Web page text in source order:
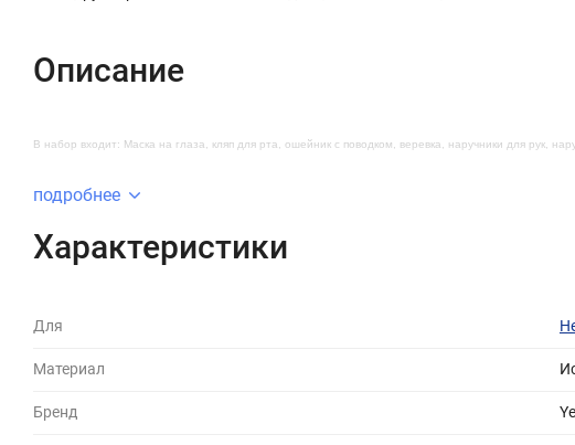
Описание
В набор входит: Маска на глаза, кляп для рта, ошейник с поводком, веревка, наручники для рук,
подробнее
Характеристики
Для
Материал
Бренд